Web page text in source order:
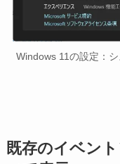
Windows 11の設定：
既存のイベン